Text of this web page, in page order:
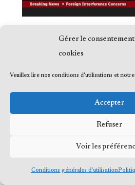
Gérer le consentement
cookies
Veuillez lire nos conditions d'utilisations et
Accepter
Refuser
Voir les
Conditions générales d’utilisation
© 2023 Me Frédéric
réservés